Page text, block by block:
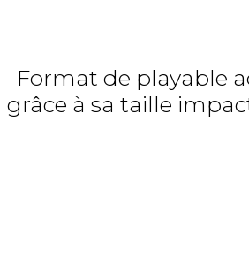
Format de playable
grâce à sa taille